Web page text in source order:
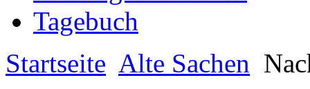
Tagebuch
Startseite Alte Sachen